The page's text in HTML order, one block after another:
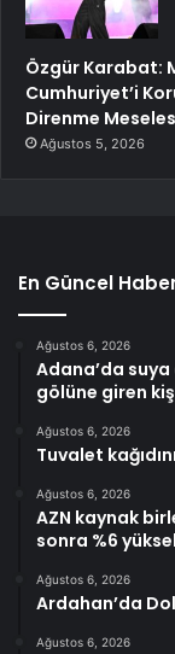
Özgür Karabat:
Cumhuriyet’i
Direnme
Ağustos 5, 2026
En Güncel
Ağustos 6, 2026
Adana’da suya
gölüne giren
Ağustos 6, 2026
Tuvalet
Ağustos 6, 2026
AZN kaynak
sonra %6
Ağustos 6, 2026
Ardahan’da
Ağustos 6, 2026